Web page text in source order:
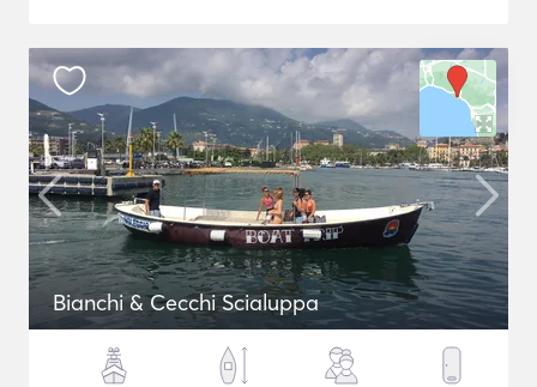
Bianchi & Cecchi Scialuppa